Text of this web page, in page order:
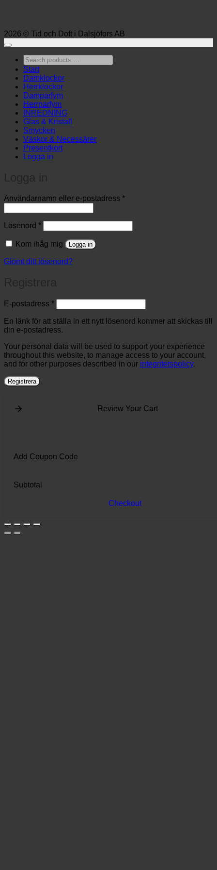
2026 © Tid och Doft i Dalsjöfors AB
Search
products
…
Start
Damklockor
Herrklockor
Damparfym
Herrparfym
INREDNING
Glas & Kristall
Smycken
Väskor & Necessärer
Presentkort
Logga in
Användarnamn eller e-postadress *Obligatoriskt
Lösenord *Obligatoriskt
Kom ihåg mig Logga in
Glömt ditt lösenord?
E-postadress *Obligatoriskt
En länk för att ställa in ett nytt lösenord kommer att skickas till
din e-postadress.
Your personal data will be used to support your experience
throughout this website, to manage access to your account,
and for other purposes described in our integritetspolicy.
Registrera
Review Your Cart
Add Coupon Code
Subtotal
Checkout